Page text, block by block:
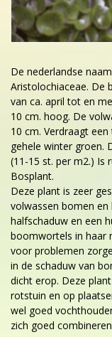
De nederlandse
Aristolochiaceae. De
van ca. april tot en
10 cm. hoog. De
10 cm. Verdraagt
gehele winter groen.
(11-15 st. per m2.) Is
Bosplant.
Deze plant is zeer
volwassen bomen en
halfschaduw en een
boomwortels in haar
voor problemen
in de schaduw van
dicht erop. Deze
rotstuin en op
wel goed
zich goed